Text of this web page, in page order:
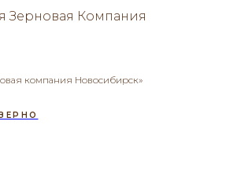
Зерновая Компания
компания Новосибирск»